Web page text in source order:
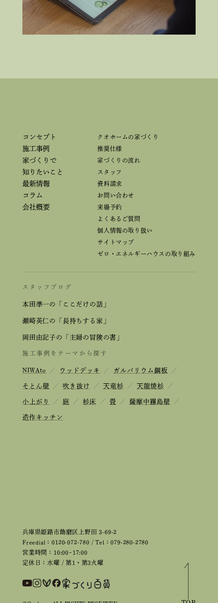
兵庫県姫路市飾磨区上野田 3-69-2
Freedial：0120-072-780 / Tel：079-280-2780
営業時間：10:00~17:00
定休日：水曜 / 第1・第3火曜
コンセプト
施工事例
家づくりで
知りたいこと
最新情報
コラム
会社概要
クオホームの家づくり
推奨仕様
家づくりの流れ
スタッフ
資料請求
お問い合わせ
来場予約
よくあるご質問
個人情報の取り扱い
サイトマップ
ゼロ・エネルギーハウスの取り組み
スタッフブログ
本田準一の「ここだけの話」
瀬崎英仁の「長持ちする家」
岡田由記子の「主婦の冒険の書」
施工事例をテーマから探す
NIWAto ／ ウッドデッキ ／ ガルバリウム鋼板 ／
そとん壁 ／ 吹き抜け ／ 天竜杉 ／ 天龍焼杉 ／
小上がり ／ 庭 ／ 杉床 ／ 畳 ／ 薩摩中霧島壁 ／
造作キッチン